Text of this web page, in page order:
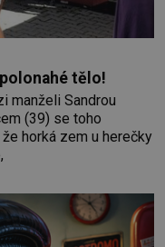
tělo!
manželi Sandrou
(39) se toho
horká zem u herečky